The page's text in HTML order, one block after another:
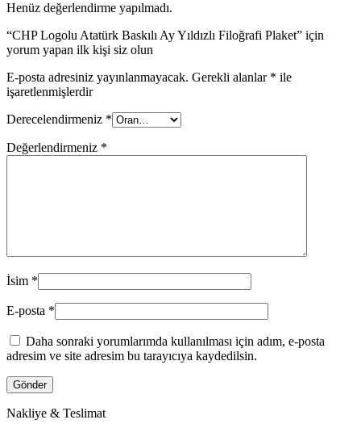
Henüz değerlendirme yapılmadı.
“CHP Logolu Atatürk Baskılı Ay Yıldızlı Filoğrafi Plaket” için
yorum yapan ilk kişi siz olun
E-posta adresiniz yayınlanmayacak. Gerekli alanlar * ile
işaretlenmişlerdir
Derecelendirmeniz *
Değerlendirmeniz *
İsim *
E-posta *
Daha sonraki yorumlarımda kullanılması için adım, e-posta
adresim ve site adresim bu tarayıcıya kaydedilsin.
Nakliye & Teslimat